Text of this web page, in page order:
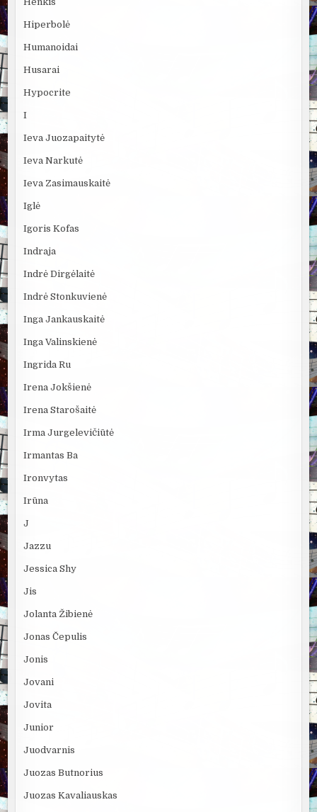
Hiperbolė
Humanoidai
Husarai
Hypocrite
I
Ieva Juozapaitytė
Ieva Narkutė
Ieva Zasimauskaitė
Iglė
Igoris Kofas
Indraja
Indrė Dirgėlaitė
Indrė Stonkuvienė
Inga Jankauskaitė
Inga Valinskienė
Ingrida Ru
Irena Jokšienė
Irena Starošaitė
Irma Jurgelevičiūtė
Irmantas Ba
Ironvytas
Irūna
J
Jazzu
Jessica Shy
Jis
Jolanta Žibienė
Jonas Čepulis
Jonis
Jovani
Jovita
Junior
Juodvarnis
Juozas Butnorius
Juozas Kavaliauskas